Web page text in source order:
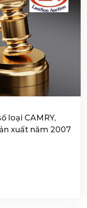
loại CAMRY,
xuất năm 2007